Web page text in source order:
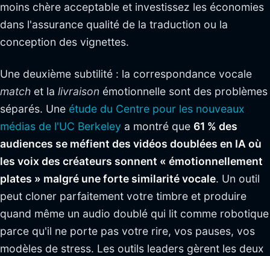
moins chère acceptable et investissez les économies
dans l'assurance qualité de la traduction ou la
conception des vignettes.
Une deuxième subtilité : la correspondance vocale
match et la livraison émotionnelle sont des problèmes
séparés. Une étude du Centre pour les nouveaux
médias de l'UC Berkeley a montré que 61 % des
audiences se méfient des vidéos doublées en IA où
les voix des créateurs sonnent « émotionnellement
plates » malgré une forte similarité vocale. Un outil
peut cloner parfaitement votre timbre et produire
quand même un audio doublé qui lit comme robotique
parce qu'il ne porte pas votre rire, vos pauses, vos
modèles de stress. Les outils leaders gèrent les deux